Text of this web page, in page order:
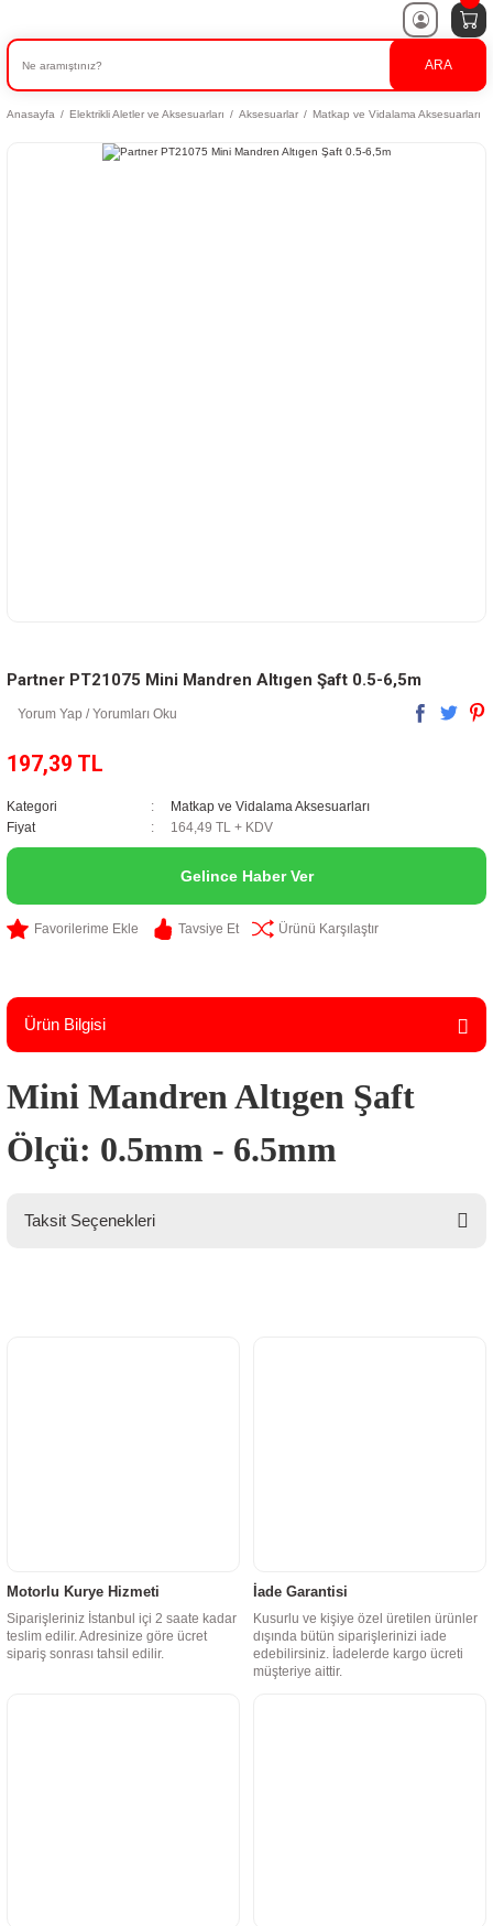
ARA
Anasayfa Elektrikli Aletler ve Aksesuarları Aksesuarlar Matkap ve Vidalama Aksesuarları
Partner PT21075 Mini Mandren Altıgen Şaft 0.5-6,5m
Yorum Yap / Yorumları Oku
197,39 TL
Kategori
Matkap ve Vidalama Aksesuarları
Fiyat
164,49 TL + KDV
Gelince Haber Ver
Tavsiye Et Ürünü Karşılaştır
Ürün Bilgisi
Mini Mandren Altıgen Şaft
Ölçü: 0.5mm - 6.5mm
Taksit Seçenekleri
Motorlu Kurye Hizmeti
Siparişleriniz İstanbul içi 2 saate kadar
teslim edilir. Adresinize göre ücret
sipariş sonrası tahsil edilir.
İade Garantisi
Kusurlu ve kişiye özel üretilen ürünler
dışında bütün siparişlerinizi iade
edebilirsiniz. İadelerde kargo ücreti
müşteriye aittir.